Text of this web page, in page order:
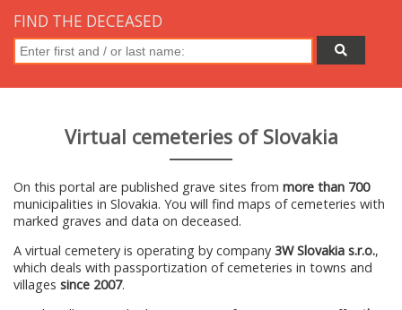
FIND THE DECEASED
Virtual cemeteries of Slovakia
On this portal are published grave sites from more than 700
municipalities in Slovakia. You will find maps of cemeteries with
marked graves and data on deceased.
A virtual cemetery is operating by company 3W Slovakia s.r.o.,
which deals with passportization of cemeteries in towns and
villages since 2007.